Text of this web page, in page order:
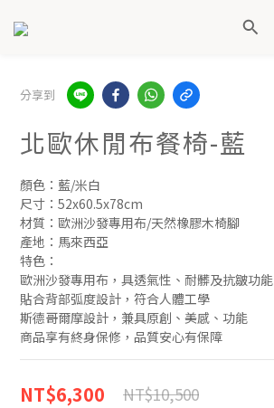
分享到
北歐休閒布餐椅-藍
顏色：藍/米白
尺寸：52x60.5x78cm
材質：歐洲沙發專用布/天然橡膠木椅腳
產地：馬來西亞
特色：
歐洲沙發專用布，具透氣性、耐髒及抗皺功能
貼合背部弧度設計，符合人體工學
斯德哥爾摩設計，兼具原創、美感、功能
商品享有終身保修，品質安心有保障
NT$6,300 NT$10,500